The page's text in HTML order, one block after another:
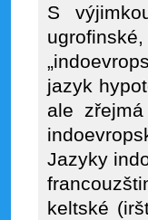
S
jazyk
ale
Jazyky
keltské